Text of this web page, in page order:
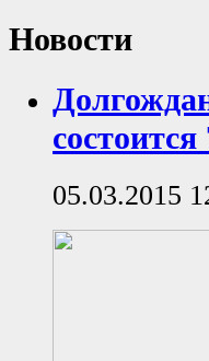
Новости
05.03.2015